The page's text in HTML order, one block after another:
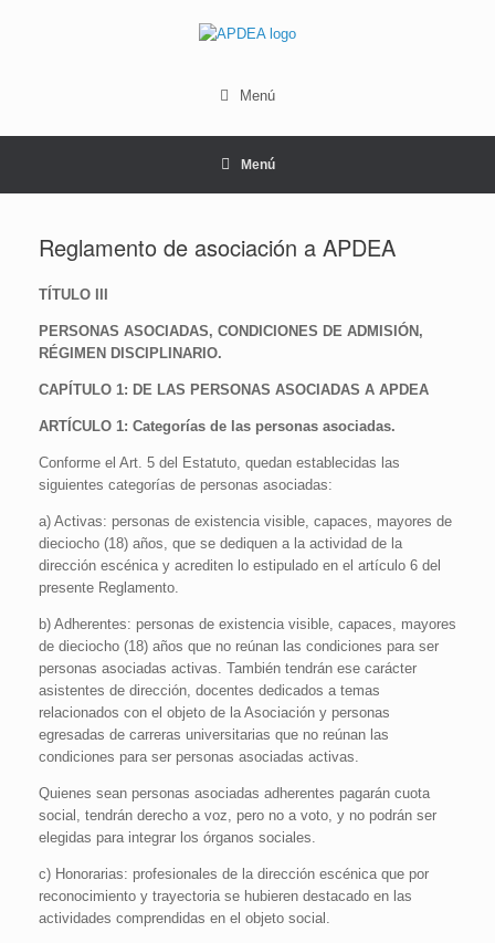
Menú
Menú
Reglamento de asociación a APDEA
TÍTULO III
PERSONAS ASOCIADAS, CONDICIONES DE ADMISIÓN,
RÉGIMEN DISCIPLINARIO.
CAPÍTULO 1: DE LAS PERSONAS ASOCIADAS A APDEA
ARTÍCULO 1: Categorías de las personas asociadas.
Conforme el Art. 5 del Estatuto, quedan establecidas las
siguientes categorías de personas asociadas:
a) Activas: personas de existencia visible, capaces, mayores de
dieciocho (18) años, que se dediquen a la actividad de la
dirección escénica y acrediten lo estipulado en el artículo 6 del
presente Reglamento.
b) Adherentes: personas de existencia visible, capaces, mayores
de dieciocho (18) años que no reúnan las condiciones para ser
personas asociadas activas. También tendrán ese carácter
asistentes de dirección, docentes dedicados a temas
relacionados con el objeto de la Asociación y personas
egresadas de carreras universitarias que no reúnan las
condiciones para ser personas asociadas activas.
Quienes sean personas asociadas adherentes pagarán cuota
social, tendrán derecho a voz, pero no a voto, y no podrán ser
elegidas para integrar los órganos sociales.
c) Honorarias: profesionales de la dirección escénica que por
reconocimiento y trayectoria se hubieren destacado en las
actividades comprendidas en el objeto social.